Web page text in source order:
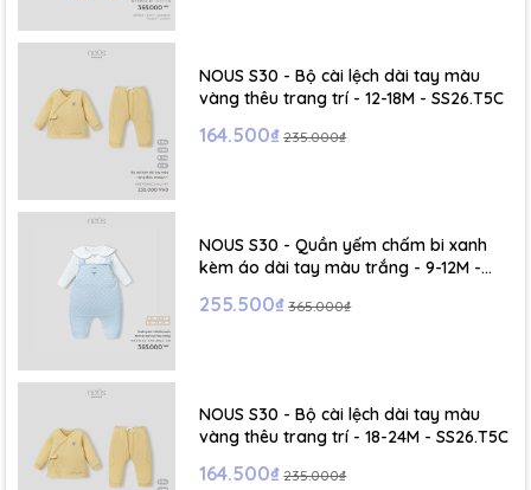
NOUS S30 - Bộ cài lệch dài tay màu
vàng thêu trang trí - 12-18M - SS26.T5C
164.500₫ 235.000₫
NOUS S30 - Quần yếm chấm bi xanh
kèm áo dài tay màu trắng - 9-12M -
255.500₫ 365.000₫
NOUS S30 - Bộ cài lệch dài tay màu
vàng thêu trang trí - 18-24M - SS26.T5C
164.500₫ 235.000₫